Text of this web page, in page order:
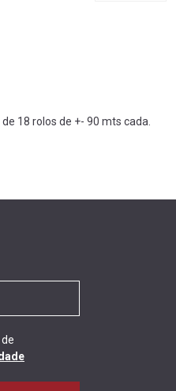
18 rolos de +- 90 mts cada.